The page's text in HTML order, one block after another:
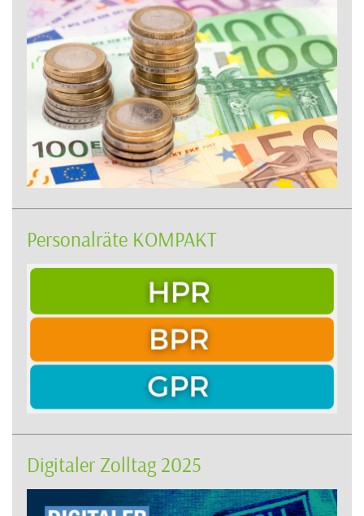
Personalräte KOMPAKT
Digitaler Zolltag 2025